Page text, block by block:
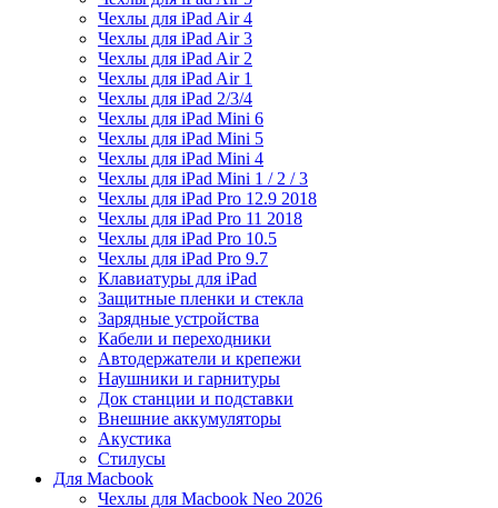
Чехлы для iPad Air 4
Чехлы для iPad Air 3
Чехлы для iPad Air 2
Чехлы для iPad Air 1
Чехлы для iPad 2/3/4
Чехлы для iPad Mini 6
Чехлы для iPad Mini 5
Чехлы для iPad Mini 4
Чехлы для iPad Mini 1 / 2 / 3
Чехлы для iPad Pro 12.9 2018
Чехлы для iPad Pro 11 2018
Чехлы для iPad Pro 10.5
Чехлы для iPad Pro 9.7
Клавиатуры для iPad
Защитные пленки и стекла
Зарядные устройства
Кабели и переходники
Автодержатели и крепежи
Наушники и гарнитуры
Док станции и подставки
Внешние аккумуляторы
Акустика
Стилусы
Для Macbook
Чехлы для Macbook Neo 2026